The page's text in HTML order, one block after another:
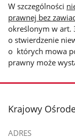
W szczególności
prawnej bez
określonym w art.
o stwierdzenie
o których mowa
prawny może
stopka
Krajowy
ADRES